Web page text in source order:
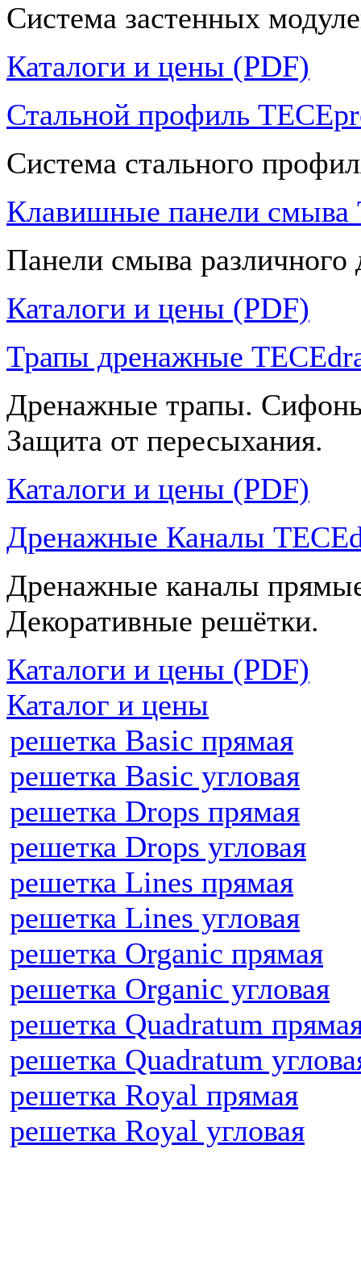
Система застенных
Каталоги и цены (PDF)
Стальной профиль
Система стального
Клавишные панели смыва
Панели смыва различного
Каталоги и цены (PDF)
Трапы дренажные
Дренажные трапы.
Защита от пересыхания.
Каталоги и цены (PDF)
Дренажные Каналы
Дренажные каналы
Декоративные решётки.
Каталоги и цены (PDF)
Каталог и цены
решетка Basic прямая
решетка Basic угловая
решетка Drops прямая
решетка Drops угловая
решетка Lines прямая
решетка Lines угловая
решетка Organic прямая
решетка Organic угловая
решетка Quadratum
решетка Quadratum
решетка Royal прямая
решетка Royal угловая